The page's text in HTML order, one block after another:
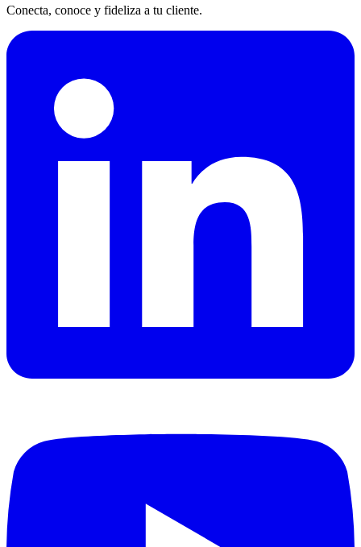
Conecta, conoce y fideliza a tu cliente.